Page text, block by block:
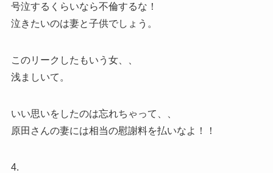
号泣するくらいなら不倫するな！
泣きたいのは妻と子供でしょう。
このリークしたもいう女、、
浅ましいて。
いい思いをしたのは忘れちゃって、、
原田さんの妻には相当の慰謝料を払いなよ！！
4.